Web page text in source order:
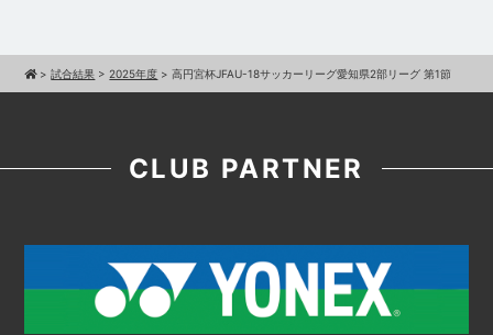
>試合結果 > 2025年度 >高円宮杯JFAU-18サッカーリーグ愛知県2部リーグ 第1節
CLUB PARTNER